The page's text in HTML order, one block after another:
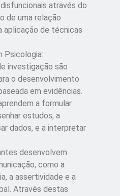
através do
de uma relação
aplicação de técnicas
Psicologia:
investigação são
o desenvolvimento
em evidências.
a formular
estudos, a
dados, e a interpretar
desenvolvem
como a
a assertividade e a
Através destas